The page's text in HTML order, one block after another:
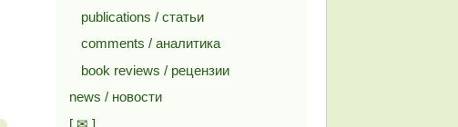
publications / статьи
comments / аналитика
book reviews / рецензии
news / новости
[ ✉ ]